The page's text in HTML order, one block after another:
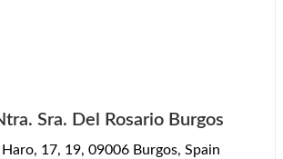
Sra. Del Rosario Burgos
17, 19, 09006 Burgos, Spain